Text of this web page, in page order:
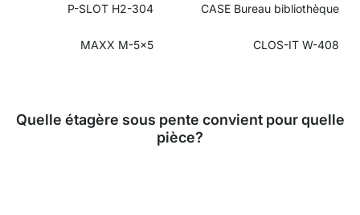
P-SLOT H2-304 CASE Bureau bibliothèque
MAXX M-5x5 CLOS-IT W-408
Quelle étagère sous pente convient pour quelle
pièce?